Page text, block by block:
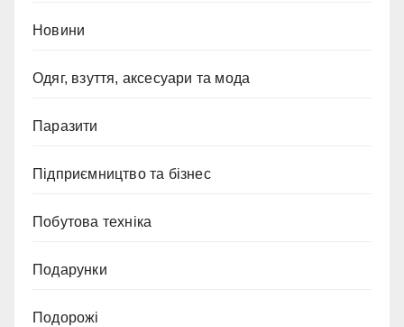
Новини
Одяг, взуття, аксесуари та мода
Паразити
Підприємництво та бізнес
Побутова техніка
Подарунки
Подорожі